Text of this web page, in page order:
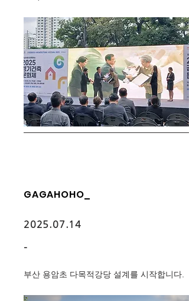
GAGAHOHO_
2025.07.14
-
​부산 용암초 다목적강당 설계를 시작합니다.